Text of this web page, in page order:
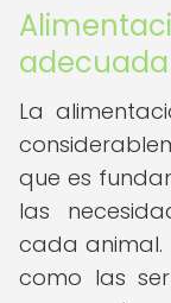
La
que es
las
cada animal.
como las